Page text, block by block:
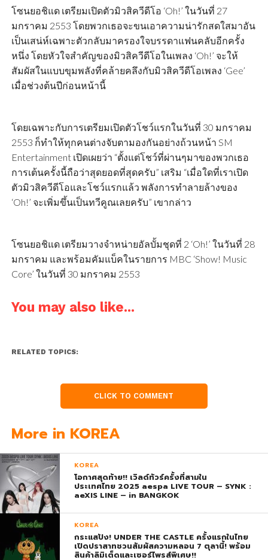
โซนยอชิแด เตรียมเปิดตัวมิวสิควีดีโอ ‘Oh!’ ในวันที่ 27
มกราคม 2553 โดยพวกเธอจะขนเอาความน่ารักสดใสมาอัน
เป็นเสน่ห์เฉพาะตัวกลับมาครองใจบรรดาแฟนคลับอีกครั้ง
หนึ่ง โดยหัวใจสำคัญของมิวสิควีดีโอในเพลง ‘Oh!’ จะให้
สัมผัสในแบบขุมพลังที่คล้ายคลึงกับมิวสิควีดีโอเพลง ‘Gee’
เมื่อช่วงต้นปีก่อนหน้านี้
โดยเฉพาะกับการเตรียมเปิดตัวโชว์แรกในวันที่ 30 มกราคม
2553 ก็ทำให้ทุกคนต่างจับตามองกันอย่างถ้วนหน้า SM
Entertainment เปิดเผยว่า “ตั้งแต่โชว์ที่ผ่านๆมาของพวกเธอ
การเต้นครั้งนี้ถือว่าสุดยอดที่สุดครับ” เสริม “เมื่อใดที่เราเปิด
ตัวมิวสิควีดีโอและโชว์แรกแล้ว พลังการทำลายล้างของ
‘Oh!’ จะเพิ่มขึ้นเป็นทวีคูณเลยครับ” เขากล่าว
โซนยอชิแด เตรียมวางจำหน่ายอัลบั้มชุดที่ 2 ‘Oh!’ ในวันที่ 28
มกราคม และพร้อมคัมแบ็คในรายการ MBC ‘Show! Music
Core’ ในวันที่ 30 มกราคม 2553
You may also like...
RELATED TOPICS:
CLICK TO COMMENT
More in KOREA
KOREA
โอกาศสุดท้าย!! เวิลด์ทัวร์ครั้งที่สามใน
ประเทศไทย 2025 aespa LIVE TOUR – SYNK :
aeXIS LINE – in BANGKOK
KOREA
กระแสปัง! UNDER THE CASTLE ครั้งแรกในไทย
เปิดปราสาทชวนสัมผัสความหลอน 7 ตุลานี้! พร้อม
สินค้าลิมิเต็ดและเซอร์ไพรส์พิเศษ!!